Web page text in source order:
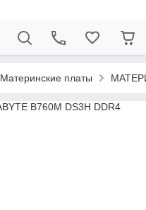
Материнские платы